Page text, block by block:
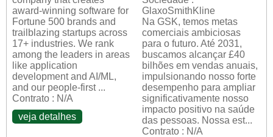
award-winning software for
Fortune 500 brands and
trailblazing startups across
17+ industries. We rank
among the leaders in areas
like application
development and AI/ML,
and our people-first ...
Contrato : N/A
veja detalhes
GlaxoSmithKline
Na GSK, temos metas
comerciais ambiciosas
para o futuro. Até 2031,
buscamos alcançar £40
bilhões em vendas anuais,
impulsionando nosso forte
desempenho para ampliar
significativamente nosso
impacto positivo na saúde
das pessoas. Nossa est...
Contrato : N/A